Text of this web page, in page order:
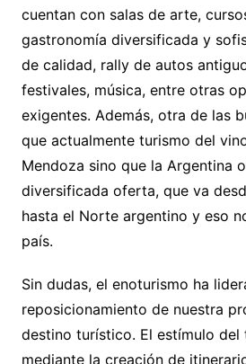
cuentan con salas de arte,
gastronomía diversificada y
de calidad, rally de autos
festivales, música, entre otras
exigentes. Además, otra de las
que actualmente turismo del
Mendoza sino que la Argentina
diversificada oferta, que va
hasta el Norte argentino y eso
país.
Sin dudas, el enoturismo ha
reposicionamiento de nuestra
destino turístico. El estímulo del
mediante la creación de